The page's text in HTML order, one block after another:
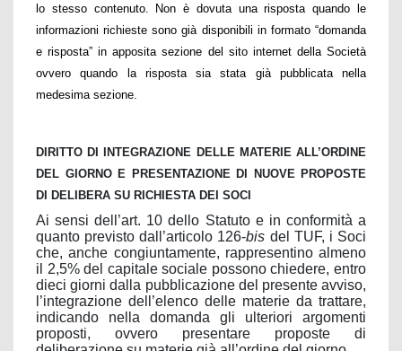
lo stesso contenuto. Non è dovuta una risposta quando le
informazioni richieste sono già disponibili in formato “domanda
e risposta” in apposita sezione del sito internet della Società
ovvero quando la risposta sia stata già pubblicata nella
medesima sezione.
DIRITTO DI INTEGRAZIONE DELLE MATERIE ALL’ORDINE
DEL GIORNO E PRESENTAZIONE DI NUOVE PROPOSTE
DI DELIBERA SU RICHIESTA DEI SOCI
Ai sensi dell’art. 10 dello Statuto e in conformità a
quanto previsto dall’articolo 126-bis del TUF, i Soci
che, anche congiuntamente, rappresentino almeno
il 2,5% del capitale sociale possono chiedere, entro
dieci giorni dalla pubblicazione del presente avviso,
l’integrazione dell’elenco delle materie da trattare,
indicando nella domanda gli ulteriori argomenti
proposti, ovvero presentare proposte di